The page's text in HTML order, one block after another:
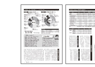
動作環境
リンク集